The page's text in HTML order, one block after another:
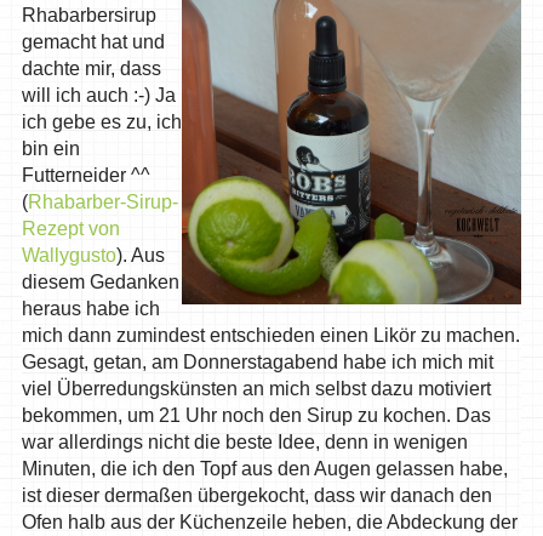
Rhabarbersirup
gemacht hat und
dachte mir, dass
will ich auch :-) Ja
ich gebe es zu, ich
bin ein
Futterneider ^^
(Rhabarber-Sirup-
Rezept von
Wallygusto). Aus
diesem Gedanken
heraus habe ich
mich dann zumindest entschieden einen Likör zu machen.
Gesagt, getan, am Donnerstagabend habe ich mich mit
viel Überredungskünsten an mich selbst dazu motiviert
bekommen, um 21 Uhr noch den Sirup zu kochen. Das
war allerdings nicht die beste Idee, denn in wenigen
Minuten, die ich den Topf aus den Augen gelassen habe,
ist dieser dermaßen übergekocht, dass wir danach den
Ofen halb aus der Küchenzeile heben, die Abdeckung der